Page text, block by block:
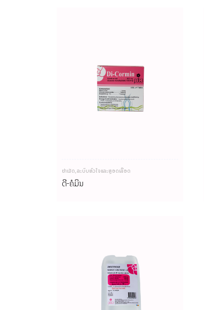
ຢາເມັດ ລະບົບຫົວໃຈແລະຫຼອດເລືອດ
ດີ-ຄໍມິນ